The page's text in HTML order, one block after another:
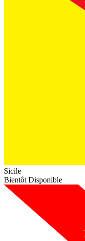
Sicile
Bientôt Disponible